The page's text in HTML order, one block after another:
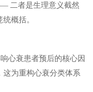
二者是生理意义截然
概括。
心衰患者预后的核心因
为重构心衰分类体系